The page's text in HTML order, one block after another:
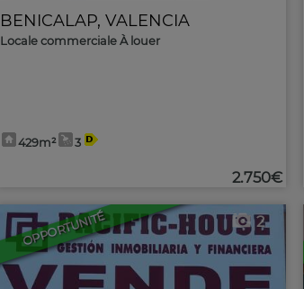
BENICALAP, VALENCIA
Locale commerciale À louer
429m² 3
2.750€
OPPORTUNITÉ 2